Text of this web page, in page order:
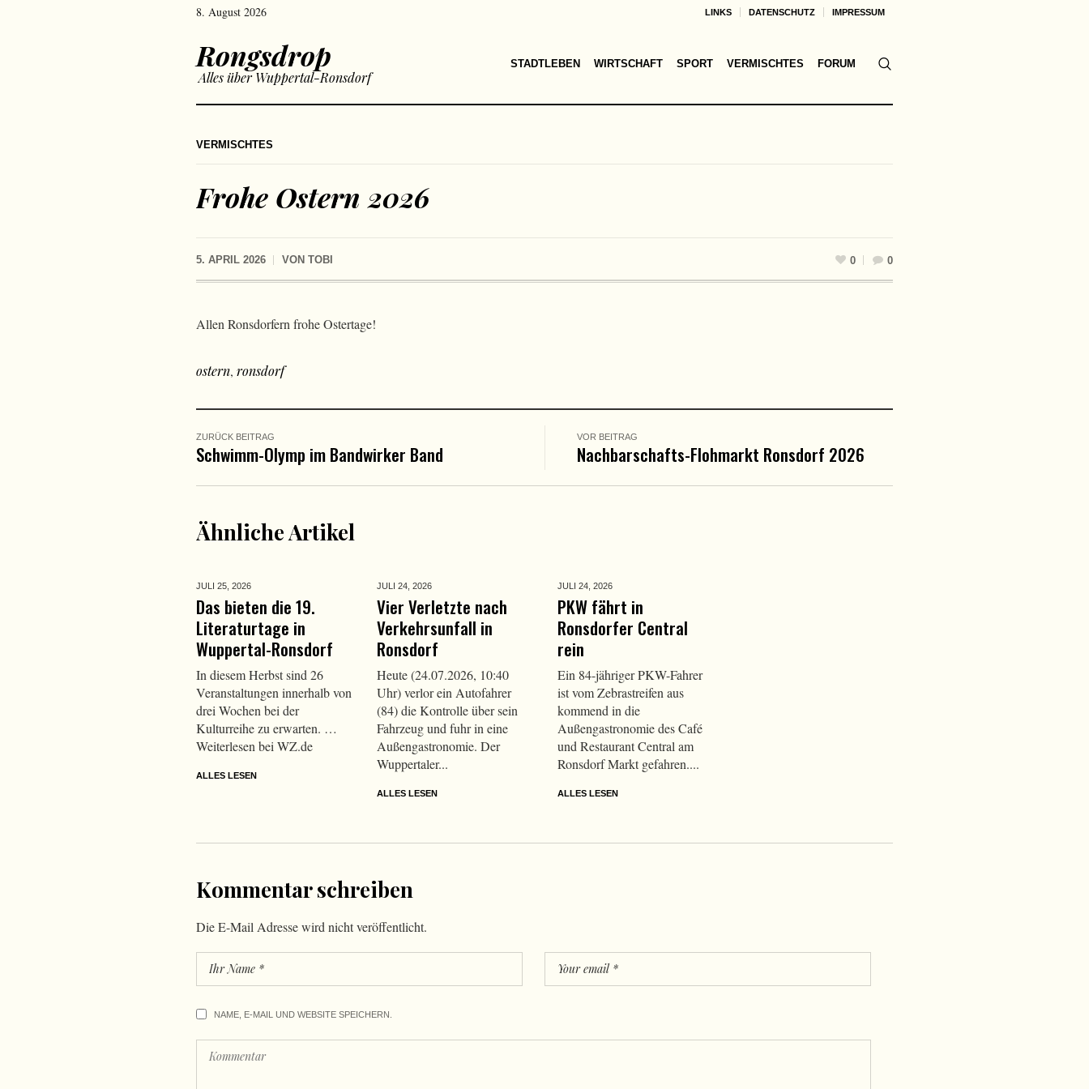
LINKS DATENSCHUTZ IMPRESSUM
8. August 2026
Rongsdrop
Alles über Wuppertal-Ronsdorf
STADTLEBEN WIRTSCHAFT SPORT VERMISCHTES FORUM
VERMISCHTES
Frohe Ostern 2026
5. APRIL 2026 VON TOBI 0 0
Allen Ronsdorfern frohe Ostertage!
ostern, ronsdorf
ZURÜCK BEITRAG
Schwimm-Olymp im Bandwirker Band
VOR BEITRAG
Nachbarschafts-Flohmarkt Ronsdorf 2026
Ähnliche Artikel
JULI 25, 2026
Das bieten die 19.
Literaturtage in
Wuppertal-Ronsdorf
In diesem Herbst sind 26
Veranstaltungen innerhalb von
drei Wochen bei der
Kulturreihe zu erwarten. …
Weiterlesen bei WZ.de
ALLES LESEN
JULI 24, 2026
Vier Verletzte nach
Verkehrsunfall in
Ronsdorf
Heute (24.07.2026, 10:40
Uhr) verlor ein Autofahrer
(84) die Kontrolle über sein
Fahrzeug und fuhr in eine
Außengastronomie. Der
Wuppertaler...
ALLES LESEN
JULI 24, 2026
PKW fährt in
Ronsdorfer Central
rein
Ein 84-jähriger PKW-Fahrer
ist vom Zebrastreifen aus
kommend in die
Außengastronomie des Café
und Restaurant Central am
Ronsdorf Markt gefahren....
ALLES LESEN
Kommentar schreiben
Die E-Mail Adresse wird nicht veröffentlicht.
NAME, E-MAIL UND WEBSITE SPEICHERN.